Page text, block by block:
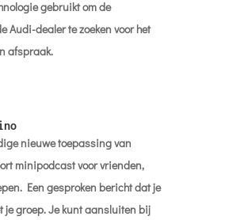
gebruikt om de
Audi-dealer te zoeken voor het
afspraak.
nieuwe toepassing van
minipodcast voor vrienden,
Een gesproken bericht dat je
je groep. Je kunt aansluiten bij